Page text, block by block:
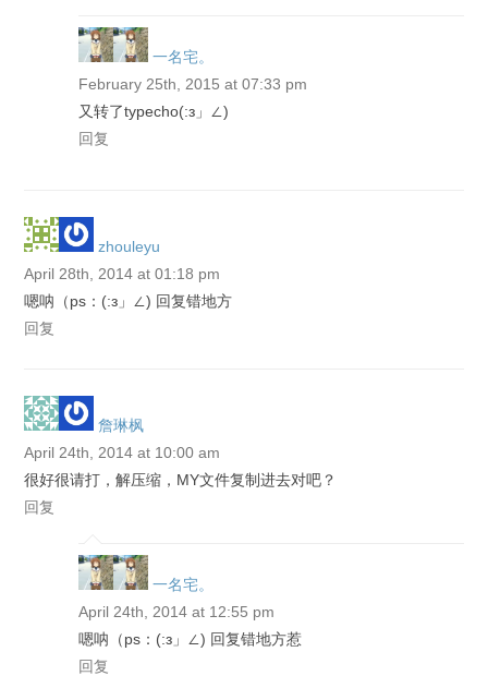
一名宅。
February 25th, 2015 at 07:33 pm
又转了typecho(:з」∠)
回复
zhouleyu
April 28th, 2014 at 01:18 pm
嗯呐（ps：(:з」∠) 回复错地方
回复
詹琳枫
April 24th, 2014 at 10:00 am
很好很请打，解压缩，MY文件复制进去对吧？
回复
一名宅。
April 24th, 2014 at 12:55 pm
嗯呐（ps：(:з」∠) 回复错地方惹
回复